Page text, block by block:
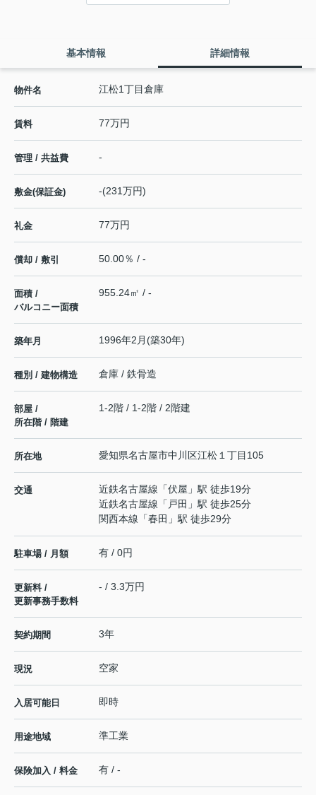
基本情報 詳細情報
物件名 江松1丁目倉庫
賃料 77万円
管理 / 共益費 -
敷金(保証金) -(231万円)
礼金 77万円
償却 / 敷引 50.00％ / -
面積 /
バルコニー面積
955.24㎡ / -
築年月 1996年2月(築30年)
種別 / 建物構造 倉庫 / 鉄骨造
部屋 /
所在階 / 階建
1-2階 / 1-2階 / 2階建
所在地 愛知県名古屋市中川区江松 １丁目105
交通 近鉄名古屋線 「伏屋 」駅 徒歩19分
近鉄名古屋線 「 戸田 」駅 徒歩25分
関西本線 「春田 」駅 徒歩29分
駐車場 / 月額 有 / 0円
更新料 /
更新事務手数料
- / 3.3万円
契約期間 3年
現況 空家
入居可能日 即時
用途地域 準工業
保険加入 / 料金 有 / -